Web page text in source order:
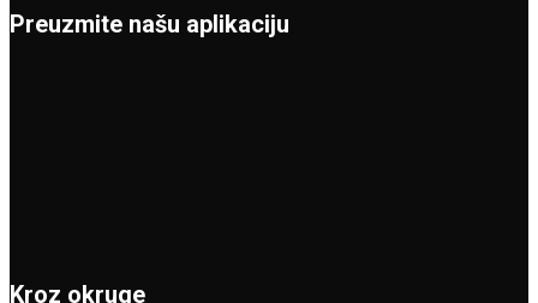
Preuzmite našu aplikaciju
Kroz okruge